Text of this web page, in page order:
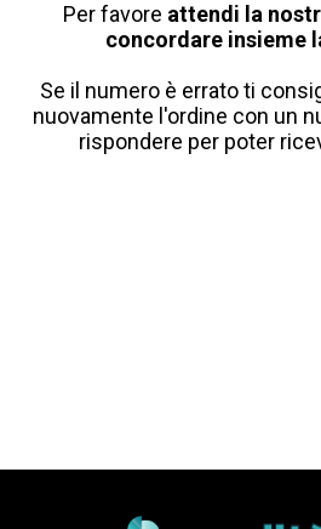
Per favore attendi la
concordare insieme
Se il numero è errato ti
nuovamente l'ordine con un
rispondere per poter